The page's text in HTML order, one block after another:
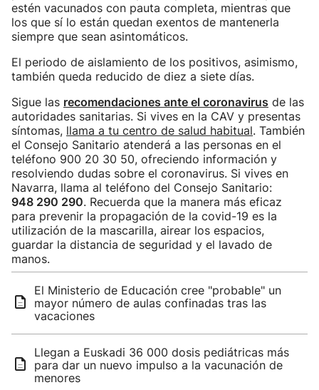
estén vacunados con pauta completa, mientras que
los que sí lo están quedan exentos de mantenerla
siempre que sean asintomáticos.
El periodo de aislamiento de los positivos, asimismo,
también queda reducido de diez a siete días.
Sigue las recomendaciones ante el coronavirus de las
autoridades sanitarias. Si vives en la CAV y presentas
síntomas, llama a tu centro de salud habitual. También
el Consejo Sanitario atenderá a las personas en el
teléfono 900 20 30 50, ofreciendo información y
resolviendo dudas sobre el coronavirus. Si vives en
Navarra, llama al teléfono del Consejo Sanitario:
948 290 290. Recuerda que la manera más eficaz
para prevenir la propagación de la covid-19 es la
utilización de la mascarilla, airear los espacios,
guardar la distancia de seguridad y el lavado de
manos.
El Ministerio de Educación cree "probable" un
mayor número de aulas confinadas tras las
vacaciones
Llegan a Euskadi 36 000 dosis pediátricas más
para dar un nuevo impulso a la vacunación de
menores